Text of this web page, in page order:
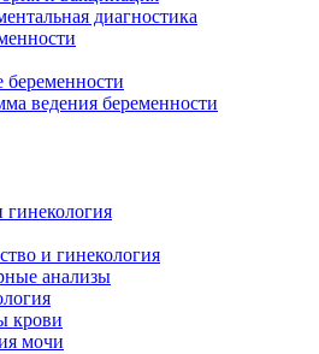
диагностика
беременности
ведения беременности
и гинекология
анализы
крови
мочи